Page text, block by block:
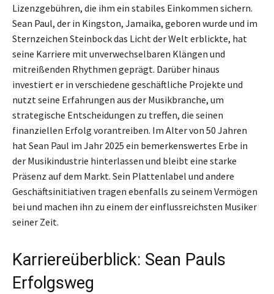
Lizenzgebühren, die ihm ein stabiles Einkommen sichern.
Sean Paul, der in Kingston, Jamaika, geboren wurde und im
Sternzeichen Steinbock das Licht der Welt erblickte, hat
seine Karriere mit unverwechselbaren Klängen und
mitreißenden Rhythmen geprägt. Darüber hinaus
investiert er in verschiedene geschäftliche Projekte und
nutzt seine Erfahrungen aus der Musikbranche, um
strategische Entscheidungen zu treffen, die seinen
finanziellen Erfolg vorantreiben. Im Alter von 50 Jahren
hat Sean Paul im Jahr 2025 ein bemerkenswertes Erbe in
der Musikindustrie hinterlassen und bleibt eine starke
Präsenz auf dem Markt. Sein Plattenlabel und andere
Geschäftsinitiativen tragen ebenfalls zu seinem Vermögen
bei und machen ihn zu einem der einflussreichsten Musiker
seiner Zeit.
Karriereüberblick: Sean Pauls
Erfolgsweg